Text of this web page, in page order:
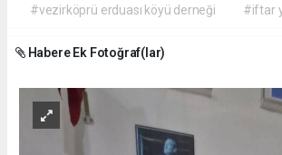
#vezirköprü erduası köyü derneği
#iftar
Habere Ek Fotoğraf(lar)